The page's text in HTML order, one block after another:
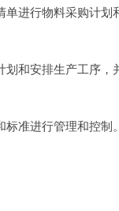
进行物料采购计划
和安排生产工序，
准进行管理和控制。